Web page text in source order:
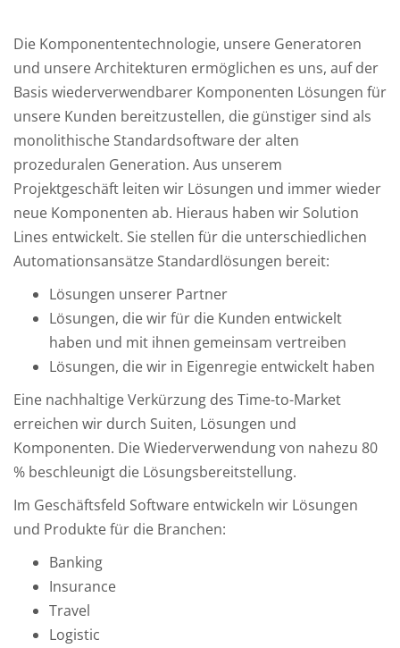
Die Komponententechnologie, unsere Generatoren
und unsere Architekturen ermöglichen es uns, auf der
Basis wiederverwendbarer Komponenten Lösungen für
unsere Kunden bereitzustellen, die günstiger sind als
monolithische Standardsoftware der alten
prozeduralen Generation. Aus unserem
Projektgeschäft leiten wir Lösungen und immer wieder
neue Komponenten ab. Hieraus haben wir Solution
Lines entwickelt. Sie stellen für die unterschiedlichen
Automationsansätze Standardlösungen bereit:
Lösungen unserer Partner
Lösungen, die wir für die Kunden entwickelt
haben und mit ihnen gemeinsam vertreiben
Lösungen, die wir in Eigenregie entwickelt haben
Eine nachhaltige Verkürzung des Time-to-Market
erreichen wir durch Suiten, Lösungen und
Komponenten. Die Wiederverwendung von nahezu 80
% beschleunigt die Lösungsbereitstellung.
Im Geschäftsfeld Software entwickeln wir Lösungen
und Produkte für die Branchen:
Banking
Insurance
Travel
Logistic